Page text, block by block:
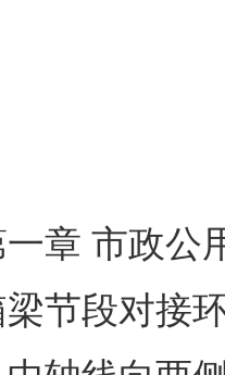
一章 市政
梁节段对接